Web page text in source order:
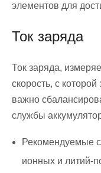
элементов для
Ток заряда
Ток заряда,
скорость, с
важно
службы
Рекомендуемые
ионных и литий-